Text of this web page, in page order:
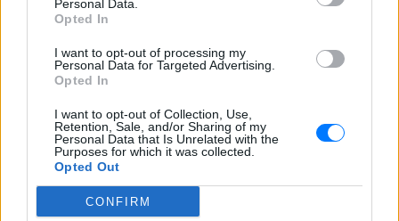
Personal Data.
Opted In
I want to opt-out of processing my
Personal Data for Targeted Advertising.
Opted In
I want to opt-out of Collection, Use,
Retention, Sale, and/or Sharing of my
Personal Data that Is Unrelated with the
Purposes for which it was collected.
Opted Out
CONFIRM